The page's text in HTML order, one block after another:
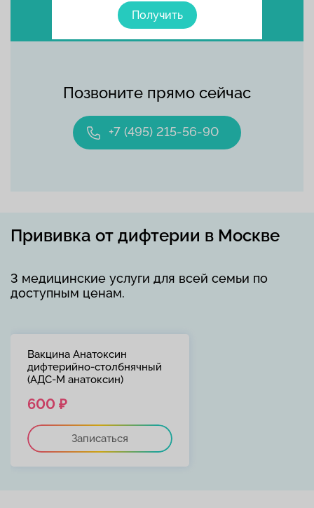
Получить
Позвоните прямо сейчас
+7 (495) 215-56-90
Прививка от дифтерии в Москве
3 медицинские услуги для всей семьи по
доступным ценам.
Вакцина Анатоксин
дифтерийно-столбнячный
(АДС-М анатоксин)
600 ₽
Записаться